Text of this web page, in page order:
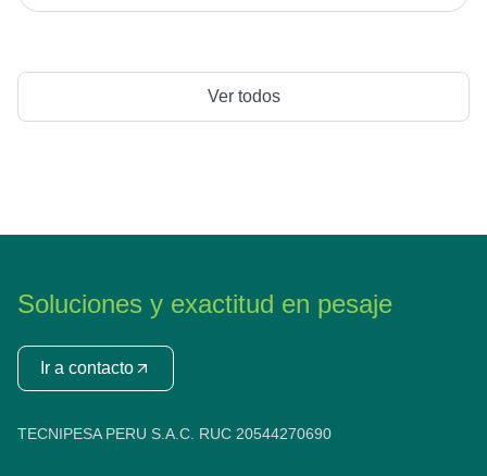
Ver todos
Soluciones y exactitud en pesaje
Ir a contacto
TECNIPESA PERU S.A.C. RUC 20544270690